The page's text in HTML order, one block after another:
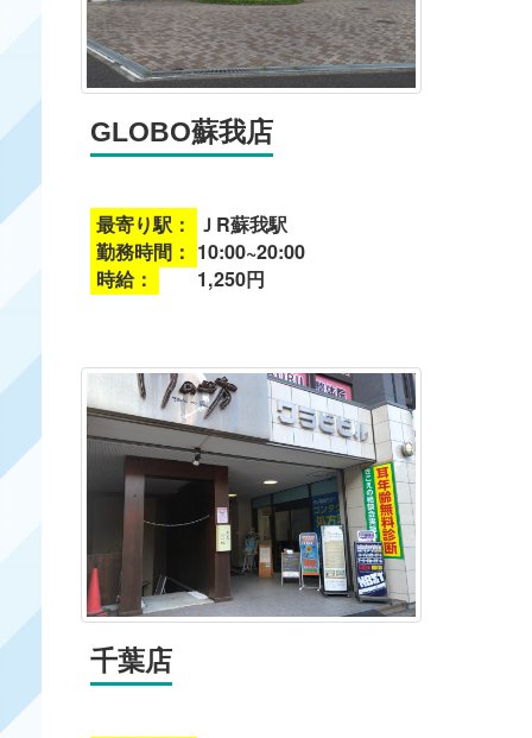
GLOBO蘇我店
最寄り駅：
ＪR蘇我駅
勤務時間： 10:00~20:00
時給：
1,250円
千葉店